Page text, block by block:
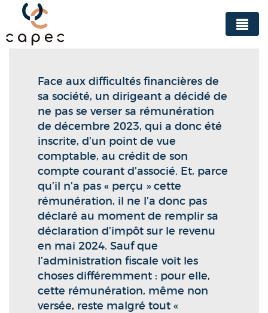
Panneau de gestion des cookies
Face aux difficultés financières de
sa société, un dirigeant a décidé de
ne pas se verser sa rémunération
de décembre 2023, qui a donc été
inscrite, d’un point de vue
comptable, au crédit de son
compte courant d’associé. Et, parce
qu’il n’a pas « perçu » cette
rémunération, il ne l’a donc pas
déclaré au moment de remplir sa
déclaration d’impôt sur le revenu
en mai 2024. Sauf que
l’administration fiscale voit les
choses différemment : pour elle,
cette rémunération, même non
versée, reste malgré tout «